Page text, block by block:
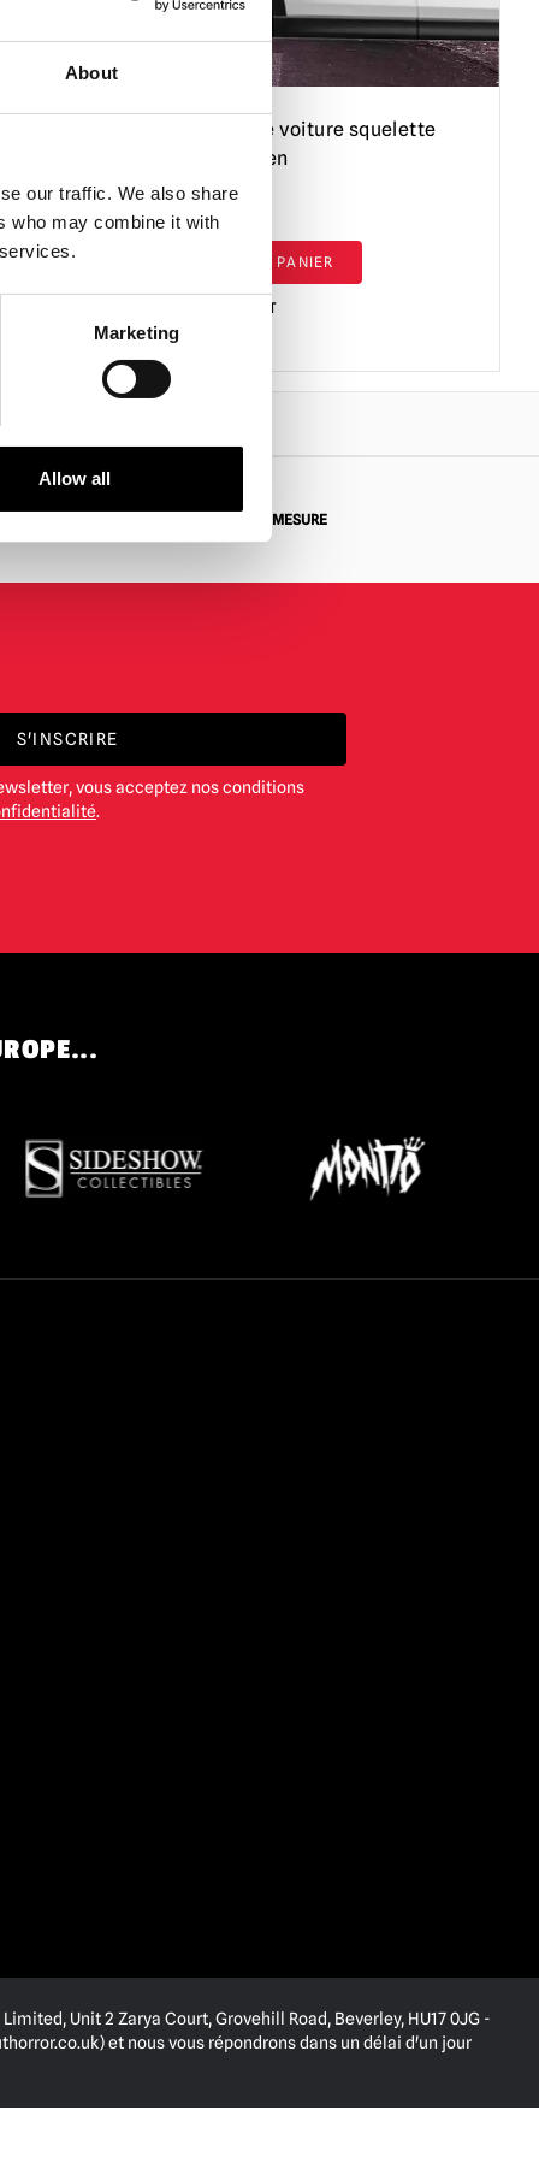
About
our traffic. We also share
who may combine it with
Marketing
Allow all
Décoration de voiture squelette
pour Halloween
£5.95
AJOUTER AU PANIER
VOIR LE PRODUIT
DEMANDES SUR MESURE
S'INSCRIRE
vous acceptez nos conditions
.
Unit 2 Zarya Court, Grovehill Road, Beverley, HU17 0JG -
) et nous vous répondrons dans un délai d'un jour